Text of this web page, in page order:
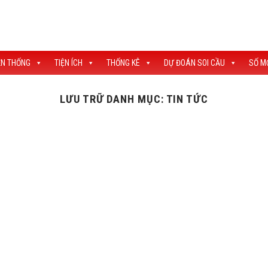
THỐNG TIỆN ÍCH THỐNG KÊ DỰ ĐOÁN SOI CẦU SỐ
LƯU TRỮ DANH MỤC: TIN TỨC